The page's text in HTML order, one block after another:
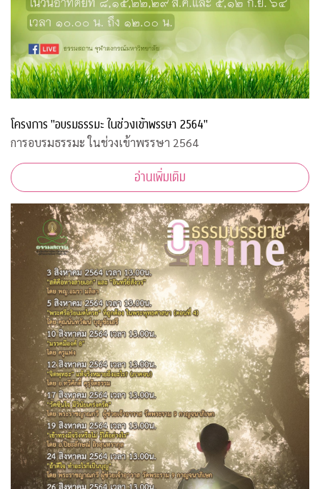
โครงการ "อบรมธรรมะ ในช่วงเข้าพรรษา 2564"
การอบรมธรรมะ ในช่วงเข้าพรรษา 2564
อ่านเพิ่มเติม